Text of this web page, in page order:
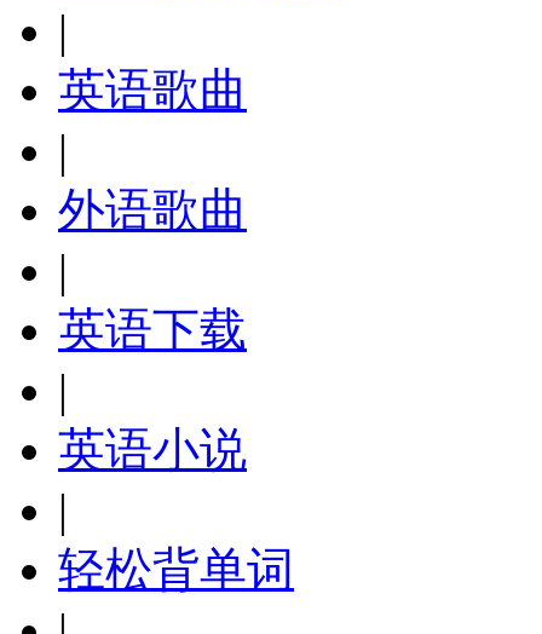
|
英语歌曲
|
外语歌曲
|
英语下载
|
英语小说
|
轻松背单词